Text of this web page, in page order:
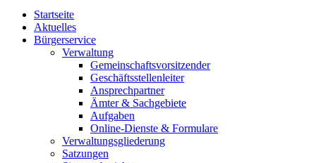
Startseite
Aktuelles
Bürgerservice
Verwaltung
Gemeinschaftsvorsitzender
Geschäftsstellenleiter
Ansprechpartner
Ämter & Sachgebiete
Aufgaben
Online-Dienste & Formulare
Verwaltungsgliederung
Satzungen